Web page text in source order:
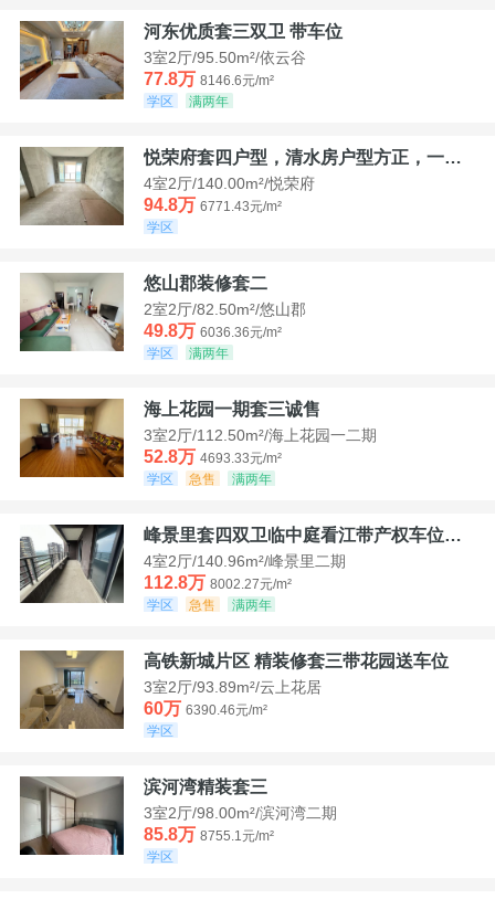
河东优质套三双卫 带车位
3室2厅/95.50m²/依云谷
77.8万 8146.6元/m²
学区
满两年
悦荣府套四户型，清水房户型方正，一口价94，8
4室2厅/140.00m²/悦荣府
94.8万 6771.43元/m²
学区
悠山郡装修套二
2室2厅/82.50m²/悠山郡
49.8万 6036.36元/m²
学区
满两年
海上花园一期套三诚售
3室2厅/112.50m²/海上花园一二期
52.8万 4693.33元/m²
学区
急售 满两年
峰景里套四双卫临中庭看江带产权车位诚售
4室2厅/140.96m²/峰景里二期
112.8万 8002.27元/m²
学区
急售 满两年
高铁新城片区 精装修套三带花园送车位
3室2厅/93.89m²/云上花居
60万 6390.46元/m²
学区
滨河湾精装套三
3室2厅/98.00m²/滨河湾二期
85.8万 8755.1元/m²
学区